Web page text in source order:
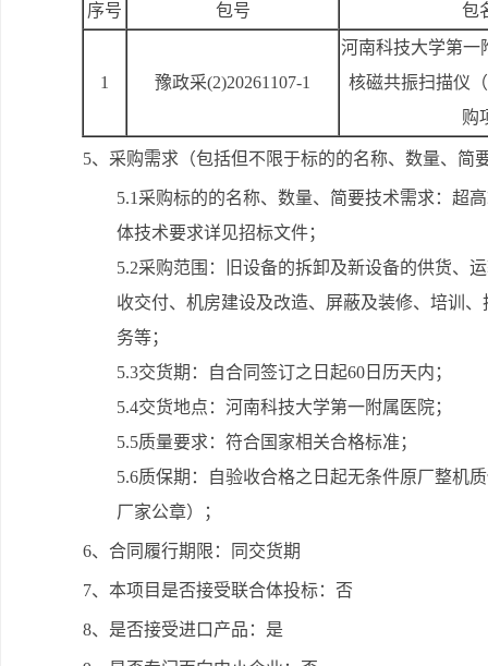
序号 包号 包
1 豫政采(2)20261107-1
河南科技大学第一
核磁共振扫描仪
购
5、采购需求（包括但不限于标的的名称、数量、简
5.1采购标的的名称、数量、简要技术需求：超
体技术要求详见招标文件；
5.2采购范围：旧设备的拆卸及新设备的供货、
收交付、机房建设及改造、屏蔽及装修、培训
务等；
5.3交货期：自合同签订之日起60日历天内；
5.4交货地点：河南科技大学第一附属医院；
5.5质量要求：符合国家相关合格标准；
5.6质保期：自验收合格之日起无条件原厂整机
厂家公章）；
6、合同履行期限：同交货期
7、本项目是否接受联合体投标：否
8、是否接受进口产品：是